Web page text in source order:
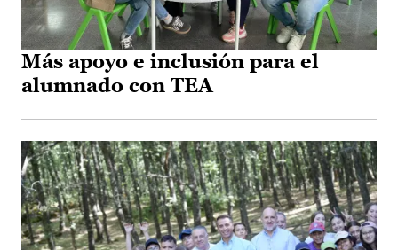
Más apoyo e inclusión para el
alumnado con TEA